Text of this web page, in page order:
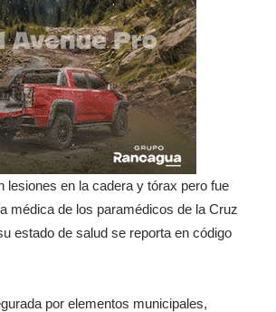
lesiones en la cadera y tórax pero fue
médica de los paramédicos de la Cruz
estado de salud se reporta en código
por elementos municipales,